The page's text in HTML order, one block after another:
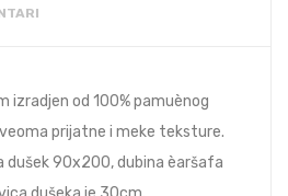
izradjen od 100% pamuènog
prijatne i meke teksture.
dušek 90x200, dubina èaršafa